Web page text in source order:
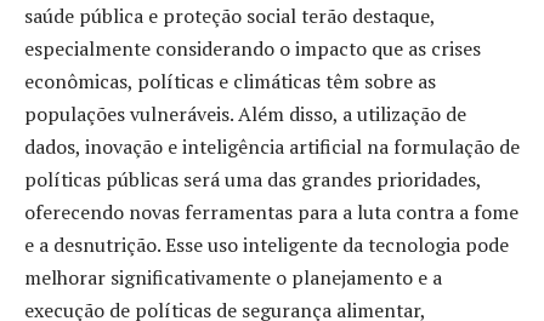
saúde pública e proteção social terão destaque,
especialmente considerando o impacto que as crises
econômicas, políticas e climáticas têm sobre as
populações vulneráveis. Além disso, a utilização de
dados, inovação e inteligência artificial na formulação de
políticas públicas será uma das grandes prioridades,
oferecendo novas ferramentas para a luta contra a fome
e a desnutrição. Esse uso inteligente da tecnologia pode
melhorar significativamente o planejamento e a
execução de políticas de segurança alimentar,